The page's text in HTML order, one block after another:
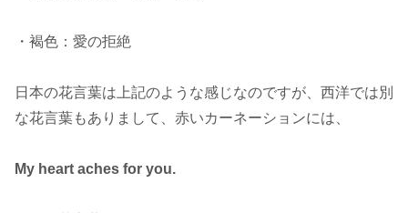
・褐色：愛の拒絶
日本の花言葉は上記のような感じなのですが、西洋では別
な花言葉もありまして、赤いカーネーションには、
My heart aches for you.